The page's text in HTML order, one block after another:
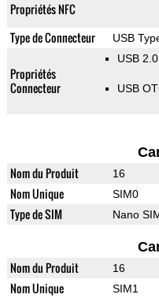
Propriétés NFC
Type de Connecteur USB
Propriétés
Connecteur
USB 2.0
USB
Nom du Produit 16
Nom Unique SIM0
Type de SIM Nano
Nom du Produit 16
Nom Unique SIM1